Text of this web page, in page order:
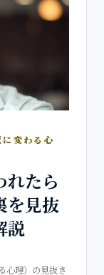
変わる心
れたら
を見抜
説
心理）の見抜き